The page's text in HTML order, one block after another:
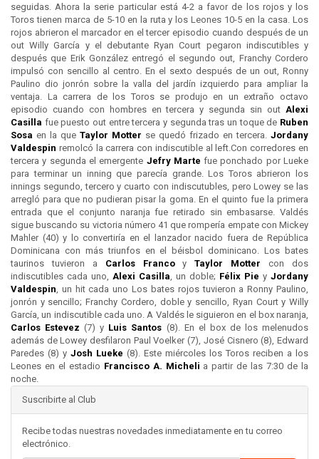
seguidas. Ahora la serie particular está 4-2 a favor de los rojos y los
Toros tienen marca de 5-10 en la ruta y los Leones 10-5 en la casa. Los
rojos abrieron el marcador en el tercer episodio cuando después de un
out Willy García y el debutante Ryan Court pegaron indiscutibles y
después que Erik González entregó el segundo out, Franchy Cordero
impulsó con sencillo al centro. En el sexto después de un out, Ronny
Paulino dio jonrón sobre la valla del jardín izquierdo para ampliar la
ventaja. La carrera de los Toros se produjo en un extraño octavo
episodio cuando con hombres en tercera y segunda sin out Alexi
Casilla fue puesto out entre tercera y segunda tras un toque de Ruben
Sosa en la que Taylor Motter se quedó frizado en tercera. Jordany
Valdespin remolcó la carrera con indiscutible al left.Con corredores en
tercera y segunda el emergente Jefry Marte fue ponchado por Lueke
para terminar un inning que parecía grande. Los Toros abrieron los
innings segundo, tercero y cuarto con indiscutubles, pero Lowey se las
arregló para que no pudieran pisar la goma. En el quinto fue la primera
entrada que el conjunto naranja fue retirado sin embasarse. Valdés
sigue buscando su victoria número 41 que rompería empate con Mickey
Mahler (40) y lo convertiría en el lanzador nacido fuera de República
Dominicana con más triunfos en el béisbol dominicano. Los bates
taurinos tuvieron a Carlos FrancoyTaylor Motter con dos
indiscutibles cada uno, Alexi Casilla , un doble; Félix Pie y Jordany
Valdespin , un hit cada uno Los bates rojos tuvieron a Ronny Paulino,
jonrón y sencillo; Franchy Cordero, doble y sencillo, Ryan Court y Willy
García, un indiscutible cada uno. A Valdés le siguieron en el box naranja,
Carlos Estevez (7) y Luis Santos (8). En el box de los melenudos
además de Lowey desfilaron Paul Voelker (7), José Cisnero (8), Edward
Paredes (8) y Josh Lueke (8). Este miércoles los Toros reciben a los
Leones en el estadio Francisco A. Micheli a partir de las 7:30 de la
noche.
Suscribirte al Club
Recibe todas nuestras novedades inmediatamente en tu correo
electrónico.